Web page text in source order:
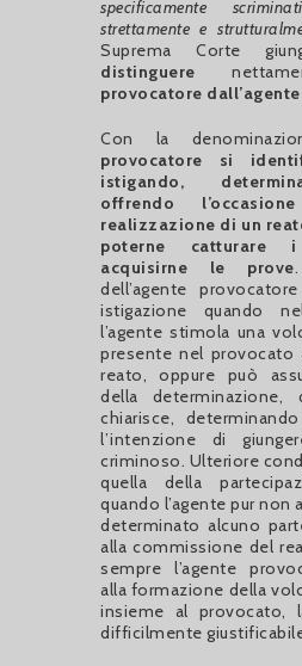
specificamente
strettamente e
Suprema Corte
distinguere
provocatore
Con la
provocatore si
istigando,
offrendo
realizzazione di un
poterne catturare
acquisirne le prove
dell’agente
istigazione quando
l’agente stimola una
presente nel
reato, oppure può
della determinazione,
chiarisce,
l’intenzione di
criminoso. Ulteriore
quella della
quando l’agente pur non
determinato alcuno
alla commissione del
sempre l’agente
alla formazione della
insieme al provocato,
difficilmente